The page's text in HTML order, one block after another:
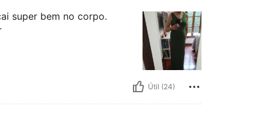
super bem no corpo.
Útil (24)